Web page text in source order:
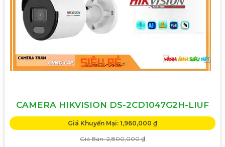
CAMERA HIKVISION DS-2CD1047G2H-LIUF
Giá Khuyến Mại: 1,960,000 ₫
Giá Bán: 2,800,000 ₫